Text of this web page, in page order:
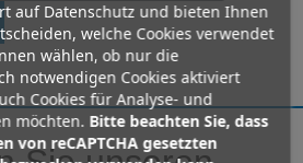
auf Datenschutz und bieten Ihnen
welche Cookies verwendet
wählen, ob nur die
notwendigen Cookies aktiviert
Cookies für Analyse- und
möchten. Bitte beachten Sie, dass
von reCAPTCHA gesetzten